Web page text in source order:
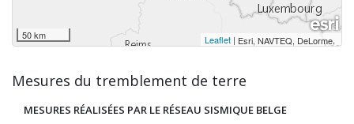
50 km Leaflet | Esri, NAVTEQ, DeLorme,
Mesures du tremblement de terre
MESURES RÉALISÉES PAR LE RÉSEAU SISMIQUE BELGE